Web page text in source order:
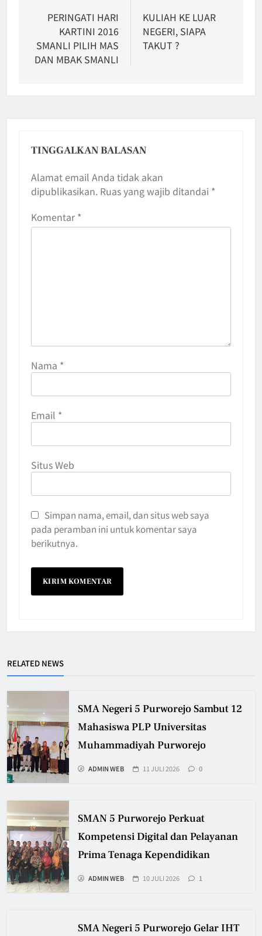
posPERINGATI HARI
KARTINI 2016
SMANLI PILIH MAS
DAN MBAK SMANLI
KULIAH KE LUAR
NEGERI, SIAPA
TAKUT ?
TINGGALKAN BALASAN
Alamat email Anda tidak akan
dipublikasikan. Ruas yang wajib ditandai *
Komentar *
Nama *
Email *
Situs Web
Simpan nama, email, dan situs web saya
pada peramban ini untuk komentar saya
berikutnya.
RELATED NEWS
SMA Negeri 5 Purworejo Sambut 12
Mahasiswa PLP Universitas
Muhammadiyah Purworejo
ADMIN WEB 11 JULI 2026 0
SMAN 5 Purworejo Perkuat
Kompetensi Digital dan Pelayanan
Prima Tenaga Kependidikan
ADMIN WEB 10 JULI 2026 1
SMA Negeri 5 Purworejo Gelar IHT